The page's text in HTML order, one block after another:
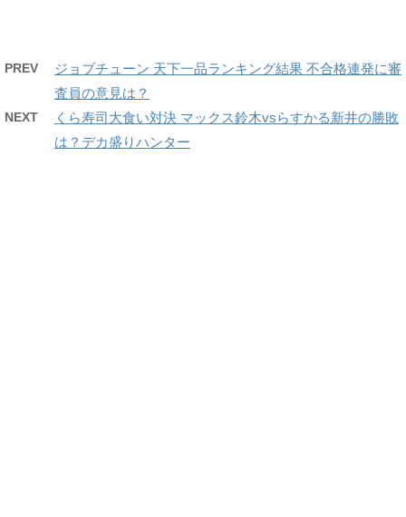
PREV
ジョブチューン 天下一品ランキング結果 不合格連発に審
査員の意見は？
NEXT
くら寿司大食い対決 マックス鈴木vsらすかる新井の勝敗
は？デカ盛りハンター